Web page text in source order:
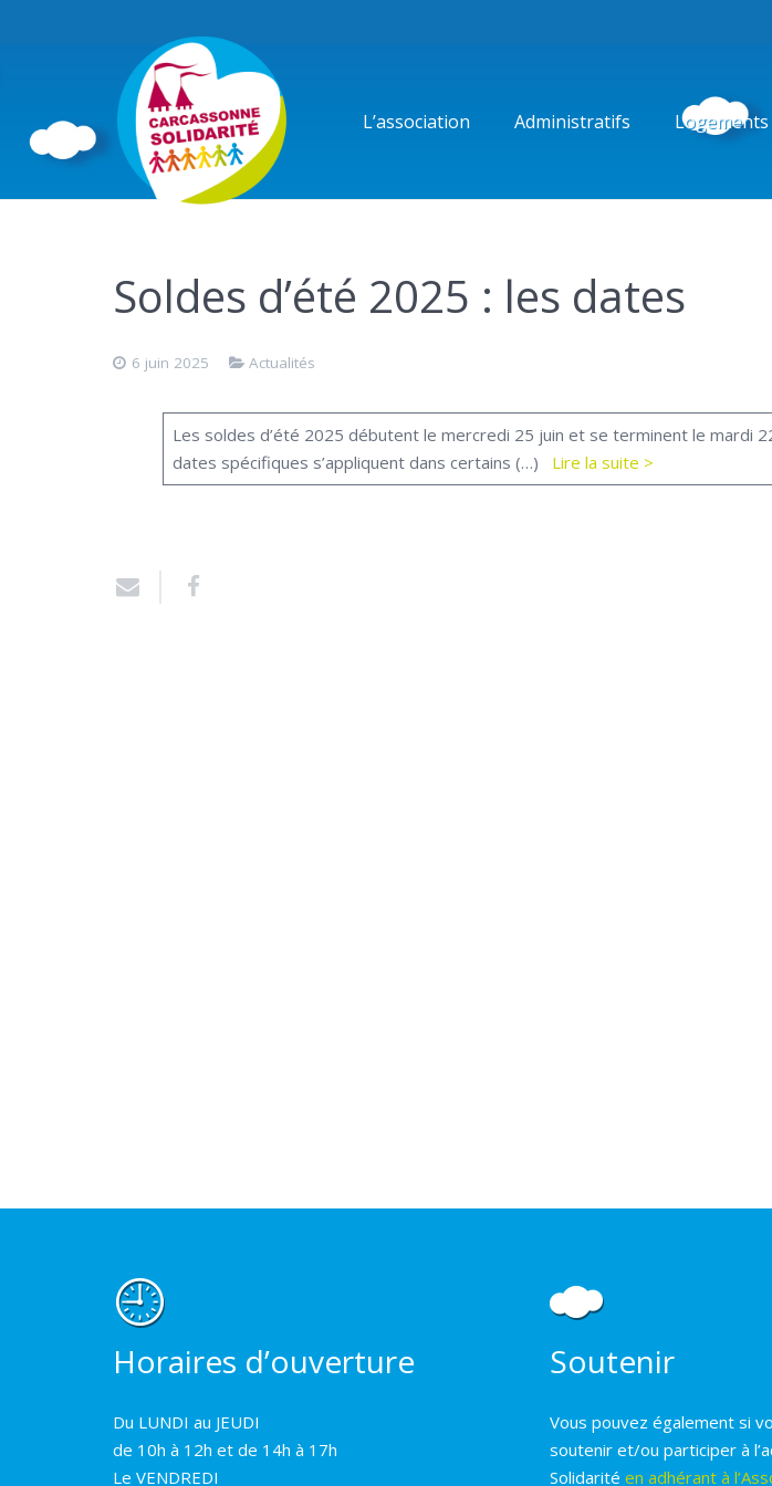
L’association Administratifs Logements
Soldes d’été 2025 : les dates
6 juin 2025 Actualités
Les soldes d’été 2025 débutent le mercredi 25 juin et se terminent le mardi
dates spécifiques s’appliquent dans certains (…) Lire la suite >
Horaires d’ouverture
Du LUNDI au JEUDI
de 10h à 12h et de 14h à 17h
Le VENDREDI
Soutenir
Vous pouvez également si
soutenir et/ou participer à
Solidarité en adhérant à